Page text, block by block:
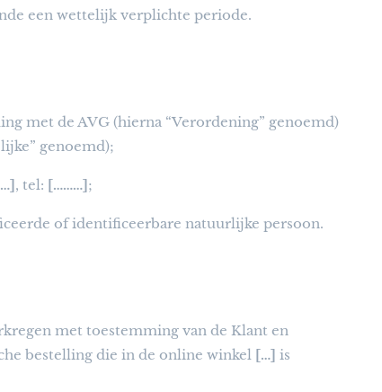
een wettelijk verplichte periode.
met de AVG (hierna “Verordening” genoemd)
genoemd);
, tel: [………];
of identificeerbare natuurlijke persoon.
met toestemming van de Klant en
bestelling die in de online winkel […] is